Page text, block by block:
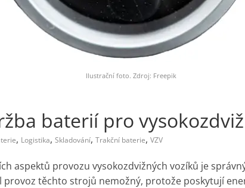
Ilustrační foto. Zdroj: Freepik
baterií pro
, Logistika, Skladování, Trakční baterie, VZV
aspektů provozu vysokozdvižných vozíků je
provoz těchto strojů nemožný, protože poskytují